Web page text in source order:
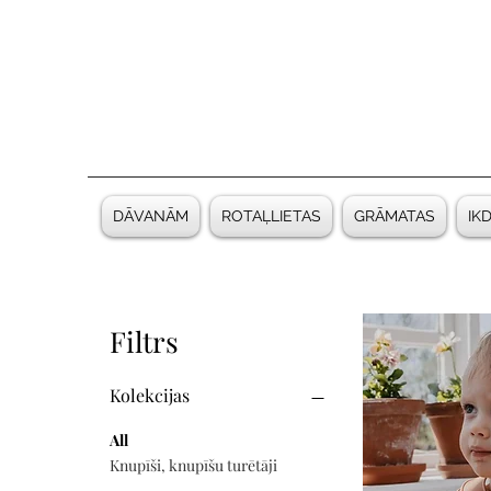
DĀVANĀM ROTAĻLIETAS GRĀMATAS
Filtrs
Kolekcijas
All
Knupīši, knupīšu turētāji